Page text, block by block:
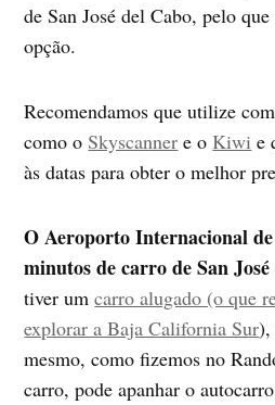
de San José del Cabo, pelo
opção.
Recomendamos que utilize
como o Skyscanner e o Kiwi e
às datas para obter o melhor
O Aeroporto Internacional
minutos de carro de San
tiver umcarro alugado (o que
explorar a Baja California Sur),
mesmo, como fizemos no
carro, pode apanhar o